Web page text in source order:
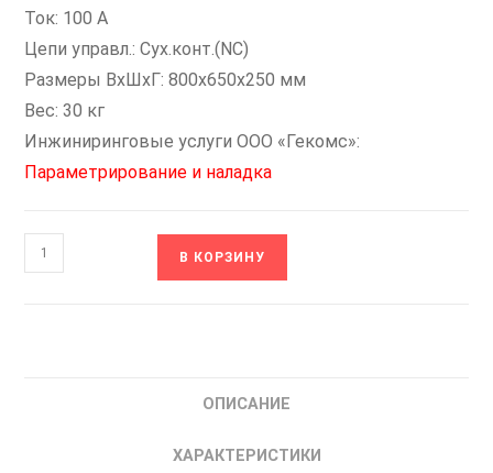
Ток: 100 А
Цепи управл.: Сух.конт.(NC)
Размеры ВxШxГ: 800х650х250 мм
Вес: 30 кг
Инжиниринговые услуги ООО «Гекомс»:
Параметрирование и наладка
Количество
товара
В КОРЗИНУ
ОПИСАНИЕ
ХАРАКТЕРИСТИКИ